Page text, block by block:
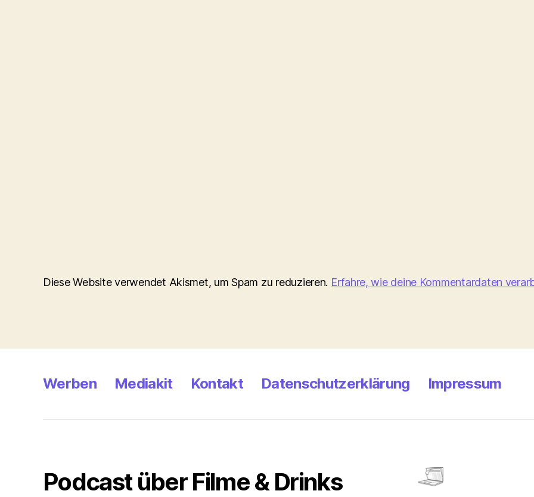
Diese Website verwendet Akismet, um Spam zu reduzieren. Erfahre, wie deine Kommentardaten
Werben Mediakit Kontakt Datenschutzerklärung Impressum
Podcast über Filme & Drinks